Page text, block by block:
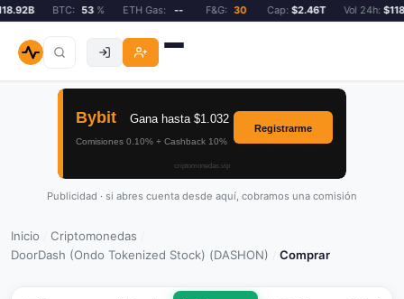
BTC: 53 % ETH Gas: -- F&G: 30 Cap:$2.46T Vol 24h:
Publicidad · si abres cuenta desde aquí, cobramos una comisión
Inicio Criptomonedas
DoorDash (Ondo Tokenized Stock) (DASHON) Comprar